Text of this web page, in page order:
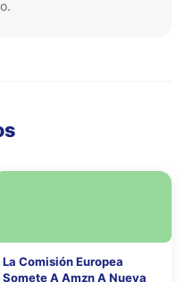
La Comisión Europea
Somete A Amzn A Nueva